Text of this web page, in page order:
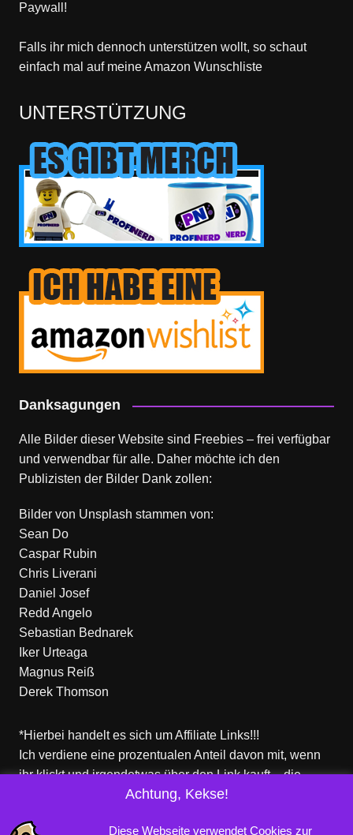
Paywall!
Falls ihr mich dennoch unterstützen wollt, so schaut
einfach mal auf meine Amazon Wunschliste
UNTERSTÜTZUNG
Danksagungen
Alle Bilder dieser Website sind Freebies – frei verfügbar
und verwendbar für alle. Daher möchte ich den
Publizisten der Bilder Dank zollen:
Bilder von Unsplash stammen von:
Sean Do
Caspar Rubin
Chris Liverani
Daniel Josef
Redd Angelo
Sebastian Bednarek
Iker Urteaga
Magnus Reiß
Derek Thomson
*Hierbei handelt es sich um Affiliate Links!!!
Ich verdiene eine prozentualen Anteil davon mit, wenn
ihr klickt und irgendetwas über den Link kauft – die
Produkte dort sind aber nicht von mir!
Achtung, Kekse!
Diese Webseite verwendet Cookies zur